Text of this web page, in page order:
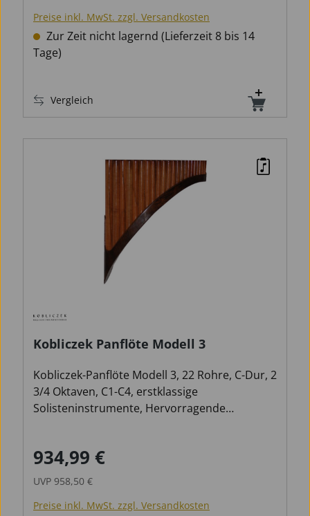
Preise inkl. MwSt. zzgl. Versandkosten
Zur Zeit nicht lagernd (Lieferzeit 8 bis 14
Tage)
Vergleich
Kobliczek Panflöte Modell 3
Kobliczek-Panflöte Modell 3, 22 Rohre, C-Dur, 2
3/4 Oktaven, C1-C4, erstklassige
Solisteninstrumente, Hervorragende
Verkaufspreis:
934,99 €
UVP 958,50 €
Preise inkl. MwSt. zzgl. Versandkosten